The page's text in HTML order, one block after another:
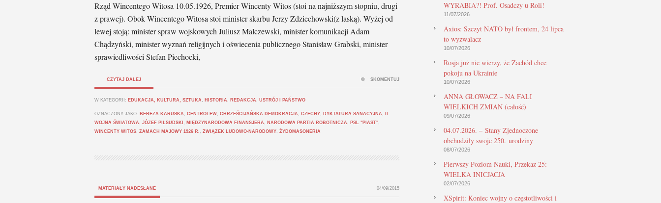
Rząd Wincentego Witosa 10.05.1926, Premier Wincenty Witos (stoi na najniższym stopniu, drugi
z prawej). Obok Wincentego Witosa stoi minister skarbu Jerzy Zdziechowski(z laską). Wyżej od
lewej stoją: minister spraw wojskowych Juliusz Malczewski, minister komunikacji Adam
Chądzyński, minister wyznań religijnych i oświecenia publicznego Stanisław Grabski, minister
sprawiedliwości Stefan Piechocki,
CZYTAJ DALEJ
W KATEGORII: EDUKACJA, KULTURA, SZTUKA , HISTORIA , REDAKCJA , USTRÓJ I PAŃSTWO
OZNACZONY JAKO: BEREZA KARUSKA , CENTROLEW, CHRZEŚCIJAŃSKA DEMOKRACJA , CZECHY, DYKTATURA SANACYJNA ,
WOJNA ŚWIATOWA , JÓZEF PIŁSUDSKI , MIĘDZYNARODOWA FINANSJERA , NARODOWA PARTIA ROBOTNICZA , PSL "PIAST",
WINCENTY WITOS, ZAMACH MAJOWY 1926 R. , ZWIĄZEK LUDOWO-NARODOWY, ŻYDOMASONERIA
SKOMENTUJ
MATERIAŁY NADESŁANE 04/09/2015
WYRABIA?! Prof. Osadczy u Roli!
11/07/2026
Axios: Szczyt NATO był frontem, 24 lipca
to wyzwalacz
10/07/2026
Rosja już nie wierzy, że Zachód chce
pokoju na Ukrainie
10/07/2026
ANNA GŁOWACZ – NA FALI
WIELKICH ZMIAN (całość)
09/07/2026
04.07.2026. – Stany Zjednoczone
obchodziły swoje 250. urodziny
08/07/2026
Pierwszy Poziom Nauki, Przekaz 25:
WIELKA INICJACJA
02/07/2026
XSpirit: Koniec wojny o częstotliwości i